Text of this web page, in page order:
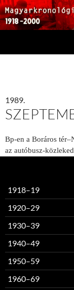
1989.
Bp-en a Boráros
az autóbusz-
1918–19
1920–29
1930–39
1940–49
1950–59
1960–69